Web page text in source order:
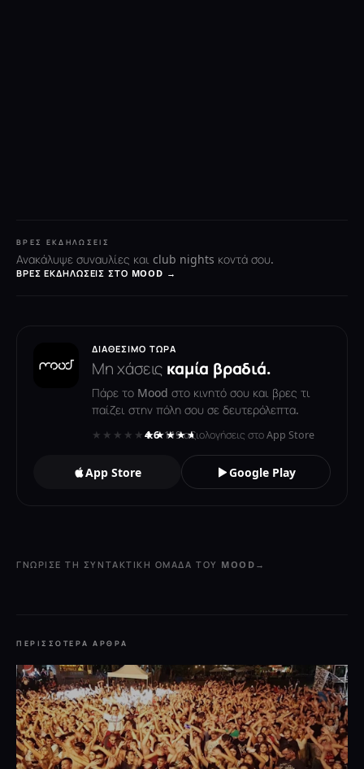
ΒΡΕΣ ΕΚΔΗΛΏΣΕΙΣ
Ανακάλυψε συναυλίες και club nights κοντά σου.
ΒΡΕΣ ΕΚΔΗΛΏΣΕΙΣ ΣΤΟ MOOD →
ΔΙΑΘΈΣΙΜΟ ΤΏΡΑ
Μη χάσεις καμία βραδιά.
Πάρε το Mood στο κινητό σου και βρες τι
παίζει στην πόλη σου σε δευτερόλεπτα.
★★★★★★★★★★
4.6· 119 αξιολογήσεις στο App Store
App Store Google Play
ΓΝΏΡΙΣΕ ΤΗ ΣΥΝΤΑΚΤΙΚΉ ΟΜΆΔΑ ΤΟΥ MOOD →
ΠΕΡΙΣΣΌΤΕΡΑ ΆΡΘΡΑ